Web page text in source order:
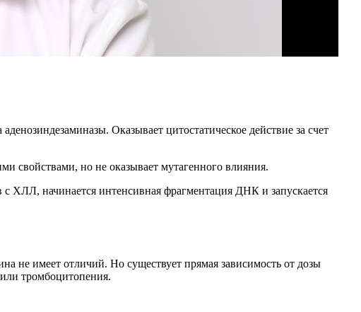
Оказывает цитостатическое действие за счет
свойствами, но не оказывает мутагенного влияния.
ХЛЛ, начинается интенсивная фрагментация ДНК и запускается
имеет отличий. Но существует прямая зависимость от дозы
тромбоцитопения.